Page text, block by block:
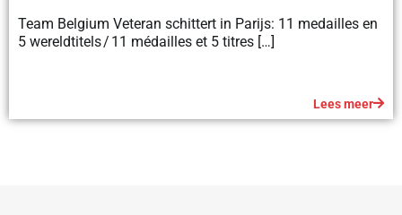
Team Belgium Veteran schittert in Parijs: 11 medailles en
5 wereldtitels / 11 médailles et 5 titres […]
Lees meer